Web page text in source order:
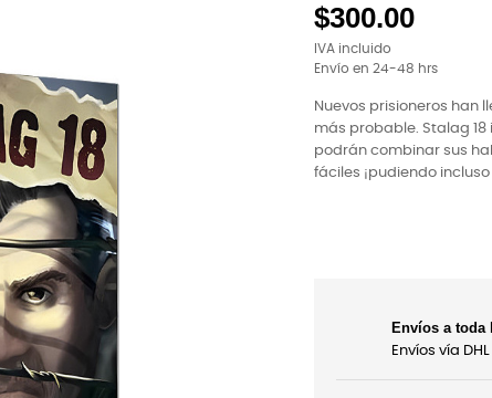
$300.00
IVA incluido
Envío en 24-48 hrs
Nuevos prisioneros han
más probable. Stalag
podrán combinar sus
fáciles ¡pudiendo
Envíos a toda
Envíos vía